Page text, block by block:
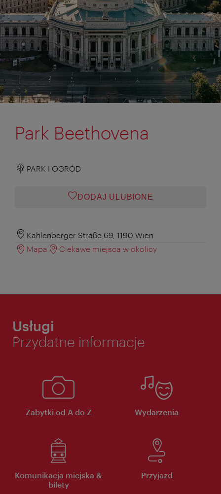
Park Beethovena
PARK I OGRÓD
DODAJ ULUBIONE
Kahlenberger Straße 69, 1190 Wien
Mapa
Ciekawe miejsca w okolicy
Usługi
Przydatne informacje
Zabytki od A do Z Wydarzenia
Komunikacja miejska &
bilety
Przyjazd